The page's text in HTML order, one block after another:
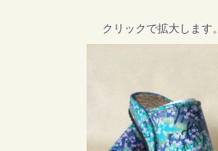
クリックで拡大します。